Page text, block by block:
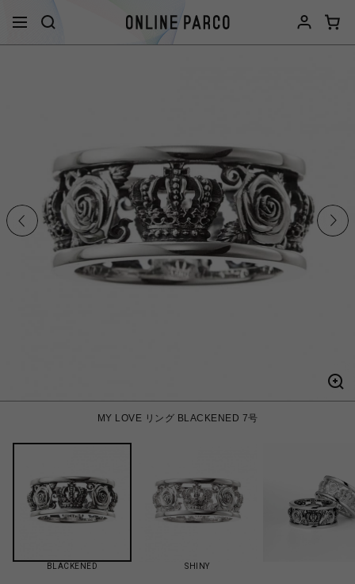
MY LOVE リング BLACKENED 7号
BLACKENED SHINY